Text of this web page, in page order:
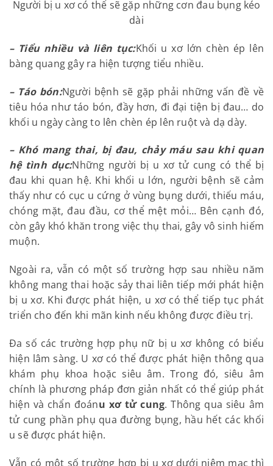
Người bị u xơ có thể sẽ gặp những cơn đau bụng
– Tiểu nhiều và liên tục: Khối u xơ lớn chèn ép lên
bàng quang gây ra hiện tượng tiểu nhiều.
– Táo bón:Người bệnh sẽ gặp phải những vấn đề về
tiêu hóa như táo bón, đầy hơn, đi đại tiện bị đau…
do khối u ngày càng to lên chèn ép lên ruột và dạ
dày.
– Khó mang thai, bị đau, chảy máu sau khi quan
hệ tình dục:
Những người bị u xơ tử cung có thể bị
đau khi quan hệ. Khi khối u lớn, người bệnh sẽ cảm
thấy như có cục u cứng ở vùng bụng dưới, thiếu
máu, chóng mặt, đau đầu, cơ thể mệt mỏi… Bên
cạnh đó, còn gây khó khăn trong việc thụ thai, gây
vô sinh hiếm muộn.
Ngoài ra, vẫn có một số trường hợp sau nhiều năm
không mang thai hoặc sảy thai liên tiếp mới phát
hiện bị u xơ. Khi được phát hiện, u xơ có thể tiếp tục
phát triển cho đến khi mãn kinh nếu không được
điều trị.
Đa số các trường hợp phụ nữ bị u xơ không có biểu
hiện lâm sàng. U xơ có thể được phát hiện thông
qua khám phụ khoa hoặc siêu âm. Trong đó, siêu
âm chính là phương pháp đơn giản nhất có thể giúp
phát hiện và chẩn đoán
siêu âm tử cung phần phụ qua đường bụng, hầu